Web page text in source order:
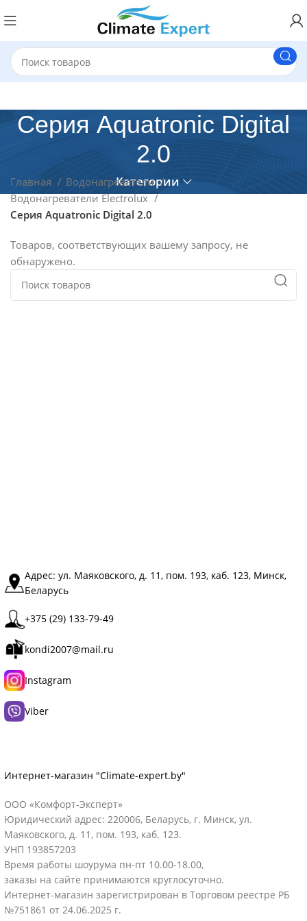
Серия Aquatronic Digital
2.0
Категории
Главная
Водонагреватели
Водонагреватели Electrolux
Серия Aquatronic Digital 2.0
Товаров, соответствующих вашему запросу, не
обнаружено.
Интернет-магазин "Climate-expert.by"
ООО «Комфорт-Эксперт»
Юридический адрес: 220006, Беларусь, г. Минск, ул.
Маяковского, д. 11, пом. 193, каб. 123.
УНП 193857203
Время работы шоурума пн-пт 10.00-18.00,
заказы на сайте принимаются круглосуточно.
Интернет-магазин зарегистрирован в Торговом реестре РБ
№751861 от 24.06.2025 г.
Адрес: ул. Маяковского, д. 11, пом. 193, каб. 123, Минск,
Беларусь
+375 (29) 133-79-49
kondi2007@mail.ru
Instagram
Viber